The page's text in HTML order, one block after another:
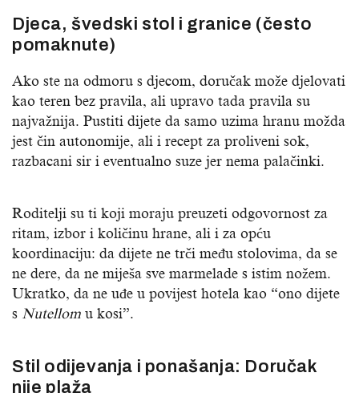
Djeca, švedski stol i granice (često
pomaknute)
Ako ste na odmoru s djecom, doručak može djelovati
kao teren bez pravila, ali upravo tada pravila su
najvažnija. Pustiti dijete da samo uzima hranu možda
jest čin autonomije, ali i recept za proliveni sok,
razbacani sir i eventualno suze jer nema palačinki.
Roditelji su ti koji moraju preuzeti odgovornost za
ritam, izbor i količinu hrane, ali i za opću
koordinaciju: da dijete ne trči među stolovima, da se
ne dere, da ne miješa sve marmelade s istim nožem.
Ukratko, da ne uđe u povijest hotela kao “ono dijete
s Nutellom u kosi”.
Stil odijevanja i ponašanja: Doručak
nije plaža